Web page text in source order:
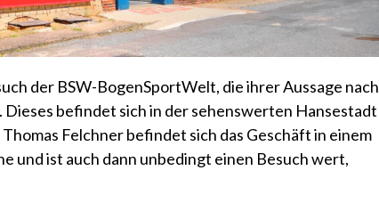
der BSW-BogenSportWelt, die ihrer Aussage nach
befindet sich in der sehenswerten Hansestadt
Felchner befindet sich das Geschäft in einem
und ist auch dann unbedingt einen Besuch wert,